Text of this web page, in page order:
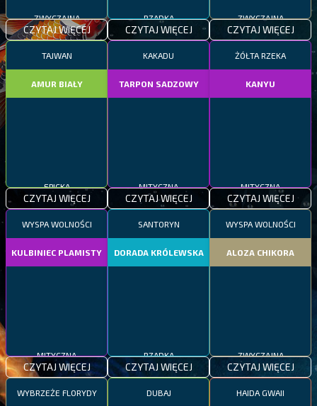
ZWYCZAJNA
CZYTAJ WIĘCEJ
RZADKA
CZYTAJ WIĘCEJ
ZWYCZAJNA
CZYTAJ WIĘCEJ
TAJWAN
AMUR BIAŁY
EPICKA
CZYTAJ WIĘCEJ
KAKADU
TARPON SADZOWY
MITYCZNA
CZYTAJ WIĘCEJ
ŻÓŁTA RZEKA
KANYU
MITYCZNA
CZYTAJ WIĘCEJ
WYSPA WOLNOŚCI
KULBINIEC PLAMISTY
MITYCZNA
CZYTAJ WIĘCEJ
SANTORYN
DORADA KRÓLEWSKA
RZADKA
CZYTAJ WIĘCEJ
WYSPA WOLNOŚCI
ALOZA CHIKORA
ZWYCZAJNA
CZYTAJ WIĘCEJ
WYBRZEŻE FLORYDY DUBAJ HAIDA GWAII